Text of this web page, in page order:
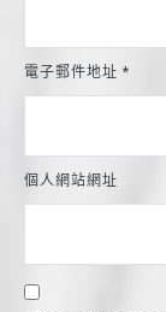
電子郵件地址 *
個人網站網址